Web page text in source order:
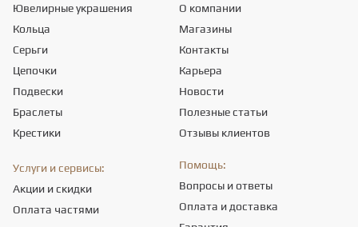
Ювелирные украшения
Кольца
Серьги
Цепочки
Подвески
Браслеты
Крестики
О компании
Магазины
Контакты
Карьера
Новости
Полезные статьи
Отзывы клиентов
Услуги и сервисы:
Акции и скидки
Оплата частями
Помощь:
Вопросы и ответы
Оплата и доставка